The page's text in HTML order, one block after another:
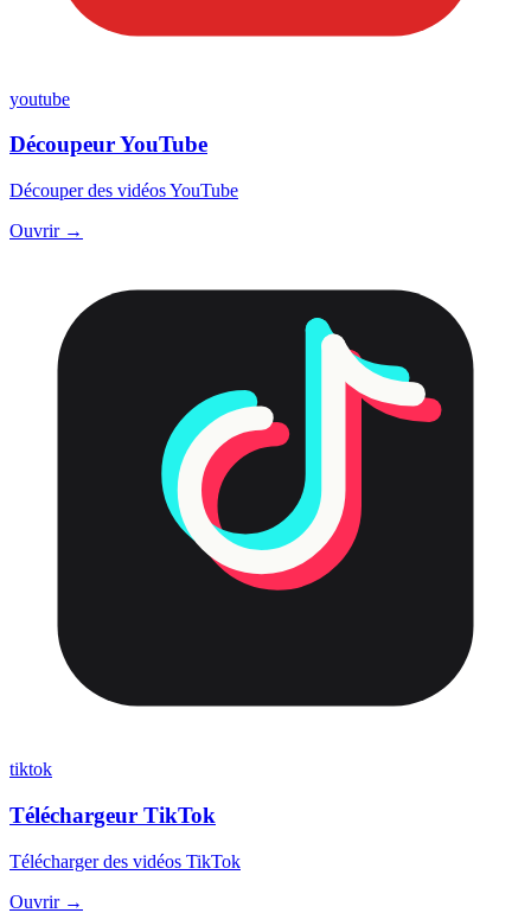
youtube
Découpeur YouTube
Découper des vidéos YouTube
Ouvrir →
tiktok
Téléchargeur TikTok
Télécharger des vidéos TikTok
Ouvrir →